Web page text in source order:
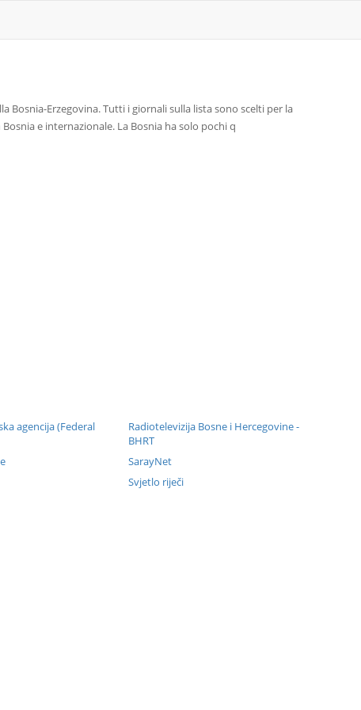
Bosnia-Erzegovina. Tutti i giornali sulla lista sono scelti per la
e internazionale. La Bosnia ha solo pochi q
agencija (Federal
Radiotelevizija Bosne i Hercegovine -
BHRT
SarayNet
Svjetlo riječi